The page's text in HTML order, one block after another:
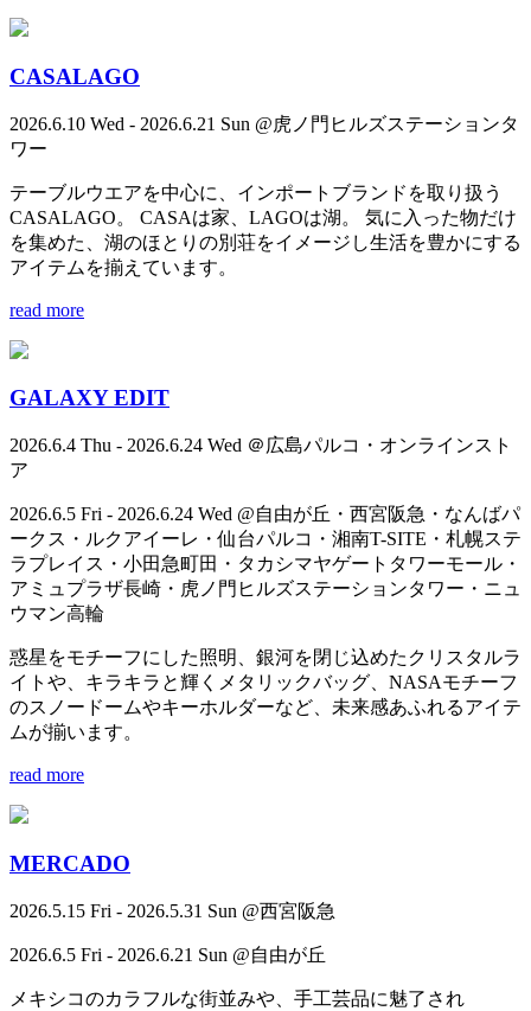
CASALAGO
2026.6.10 Wed - 2026.6.21 Sun @虎ノ門ヒルズステーションタ
ワー
テーブルウエアを中心に、インポートブランドを取り扱う
CASALAGO。 CASAは家、LAGOは湖。 気に入った物だけ
を集めた、湖のほとりの別荘をイメージし生活を豊かにする
アイテムを揃えています。
read more
GALAXY EDIT
2026.6.4 Thu - 2026.6.24 Wed ＠広島パルコ・オンラインスト
ア
2026.6.5 Fri - 2026.6.24 Wed @自由が丘・西宮阪急・なんばパ
ークス・ルクアイーレ・仙台パルコ・湘南T-SITE・札幌ステ
ラプレイス・小田急町田・タカシマヤゲートタワーモール・
アミュプラザ長崎・虎ノ門ヒルズステーションタワー・ニュ
ウマン高輪
惑星をモチーフにした照明、銀河を閉じ込めたクリスタルラ
イトや、キラキラと輝くメタリックバッグ、NASAモチーフ
のスノードームやキーホルダーなど、未来感あふれるアイテ
ムが揃います。
read more
MERCADO
2026.5.15 Fri - 2026.5.31 Sun @西宮阪急
2026.6.5 Fri - 2026.6.21 Sun @自由が丘
メキシコのカラフルな街並みや、手工芸品に魅了され